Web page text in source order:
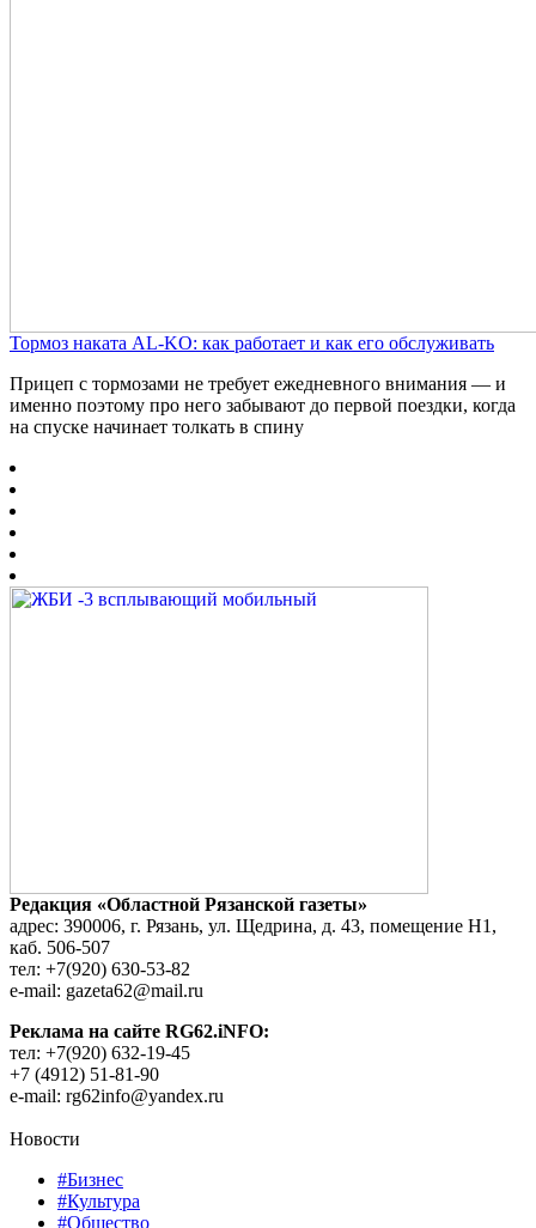
Тормоз наката AL-KO: как работает и как его обслуживать
Прицеп с тормозами не требует ежедневного внимания — и
именно поэтому про него забывают до первой поездки, когда
на спуске начинает толкать в спину
Редакция «Областной Рязанской газеты»
адрес: 390006, г. Рязань, ул. Щедрина, д. 43, помещение Н1,
каб. 506-507
тел: +7(920) 630-53-82
e-mail: gazeta62@mail.ru
Реклама на сайте RG62.iNFO:
тел: +7(920) 632-19-45
+7 (4912) 51-81-90
e-mail: rg62info@yandex.ru
Новости
#Бизнес
#Культура
#Общество